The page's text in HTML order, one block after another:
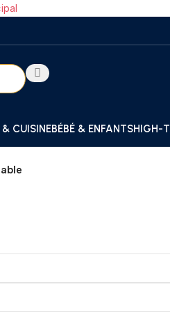
CUISINEBÉBÉ & ENFANTSHIGH-